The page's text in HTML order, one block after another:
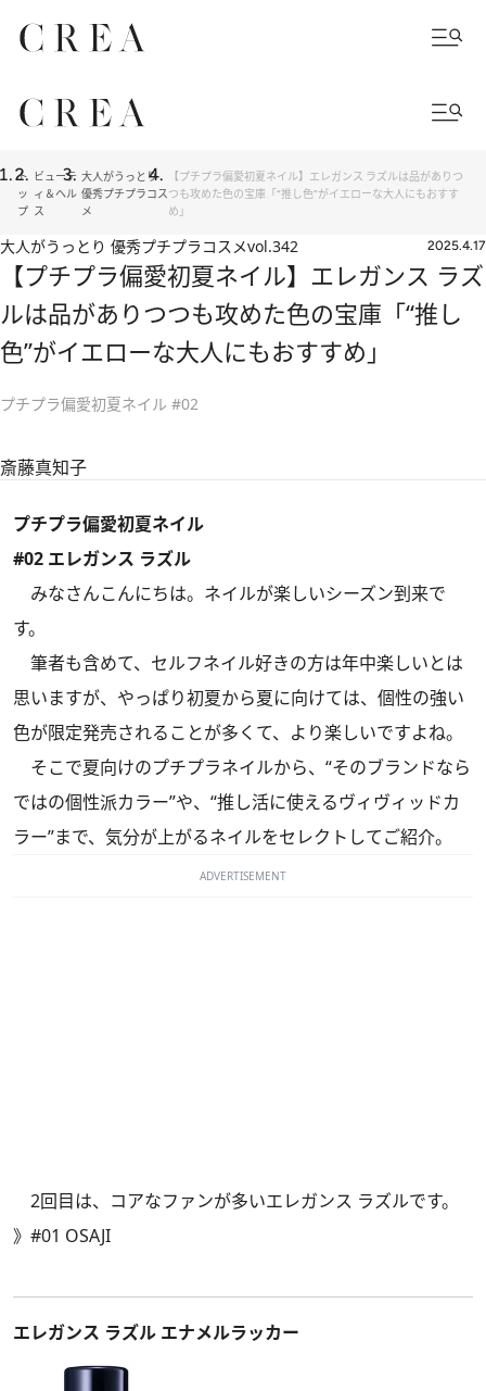
ト
ッ
プ
ビューテ
ィ＆ヘル
ス
大人がうっとり
優秀プチプラコス
メ
【プチプラ偏愛初夏ネイル】エレガンス ラズルは品がありつ
つも攻めた色の宝庫「“推し色”がイエローな大人にもおすす
め」
大人がうっとり 優秀プチプラコスメvol.342 2025.4.17
【プチプラ偏愛初夏ネイル】エレガンス ラズ
ルは品がありつつも攻めた色の宝庫「“推し
色”がイエローな大人にもおすすめ」
プチプラ偏愛初夏ネイル #02
斎藤真知子
プチプラ偏愛初夏ネイル
#02 エレガンス ラズル
みなさんこんにちは。ネイルが楽しいシーズン到来で
す。
筆者も含めて、セルフネイル好きの方は年中楽しいとは
思いますが、やっぱり初夏から夏に向けては、個性の強い
色が限定発売されることが多くて、より楽しいですよね。
そこで夏向けのプチプラネイルから、“そのブランドなら
ではの個性派カラー”や、“推し活に使えるヴィヴィッドカ
ラー”まで、気分が上がるネイルをセレクトしてご紹介。
ADVERTISEMENT
2回目は、コアなファンが多いエレガンス ラズルです。
》 #01 OSAJI
エレガンス ラズル エナメルラッカー